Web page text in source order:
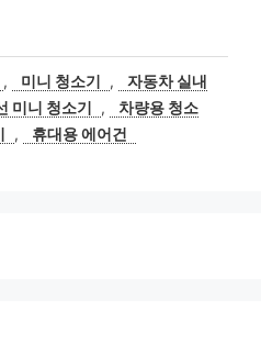
, 미니 청소기 ,
자동차 실내
미니 청소기 ,
차량용 청소
, 휴대용 에어건